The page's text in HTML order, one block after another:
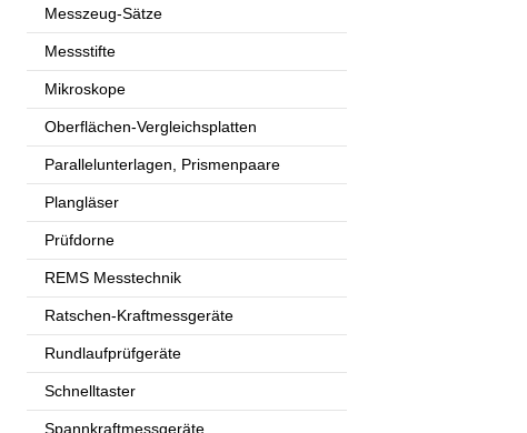
Messzeug-Sätze
Messstifte
Mikroskope
Oberflächen-Vergleichsplatten
Parallelunterlagen, Prismenpaare
Plangläser
Prüfdorne
REMS Messtechnik
Ratschen-Kraftmessgeräte
Rundlaufprüfgeräte
Schnelltaster
Spannkraftmessgeräte